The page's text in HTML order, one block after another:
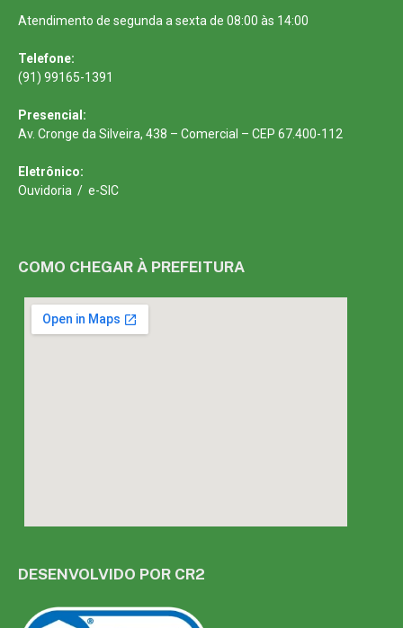
Atendimento de segunda a sexta de 08:00 às 14:00
Telefone:
(91) 99165-1391
Presencial:
Av. Cronge da Silveira, 438 – Comercial – CEP 67.400-112
Eletrônico:
Ouvidoria / e-SIC
COMO CHEGAR À PREFEITURA
DESENVOLVIDO POR CR2